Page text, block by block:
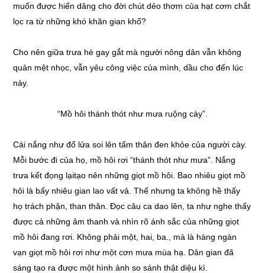
muốn được hiến dâng cho đời chút dẻo thơm của hạt cơm chắt
lọc ra từ những khó khăn gian khổ?
Cho nên giữa trưa hè gay gắt mà người nông dân vẫn không
quản mệt nhọc, vẫn yêu công việc của mình, dầu cho đến lúc
này.
“Mồ hôi thánh thót như mưa ruộng cày”.
Cái nắng như đổ lửa soi lên tấm thân đen khỏe của người cày.
Mỗi bước đi của họ, mồ hôi rơi “thánh thót như mưa”. Nắng
trưa kết đọng lạitạo nên những giọt mồ hôi. Bao nhiêu giọt mồ
hôi là bấy nhiêu gian lao vất vả. Thế nhưng ta không hề thấy
họ trách phận, than thân. Đọc câu ca dao lên, ta như nghe thấy
được cả những âm thanh và nhìn rõ ánh sắc của những giọt
mồ hôi đang rơi. Không phải một, hai, ba., mà là hàng ngàn
vạn giọt mồ hôi rơi như một cơn mưa mùa hạ. Dân gian đã
sáng tạo ra được một hình ảnh so sánh thật diệu kì.